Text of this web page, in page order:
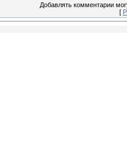
Добавлять комментарии
[